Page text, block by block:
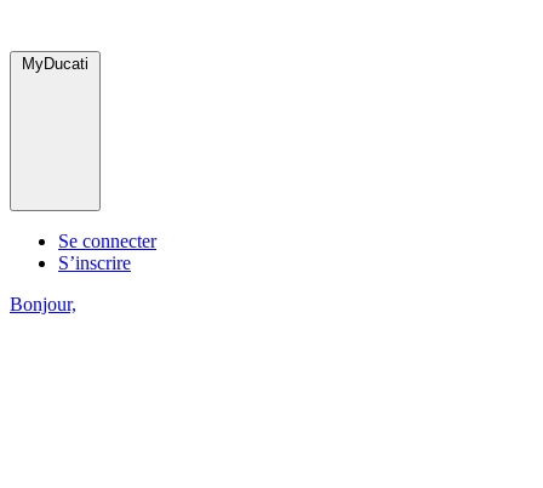
MyDucati
Se connecter
S’inscrire
Bonjour,